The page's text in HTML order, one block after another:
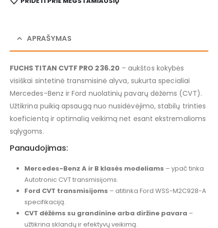
APRAŠYMAS
FUCHS TITAN CVTF PRO 236.20 – aukštos kokybės
visiškai sintetinė transmisinė alyva, sukurta specialiai
Mercedes-Benz ir Ford nuolatinių pavarų dėžėms (CVT).
Užtikrina puikią apsaugą nuo nusidėvėjimo, stabilų trinties
koeficientą ir optimalią veikimą net esant ekstremalioms
sąlygoms.
Panaudojimas:
Mercedes-Benz A ir B klasės modeliams – ypač tinka
Autotronic CVT transmisijoms.
Ford CVT transmisijoms – atitinka Ford WSS-M2C928-A
specifikaciją.
CVT dėžėms su grandinine arba diržine pavara –
užtikrina sklandų ir efektyvų veikimą.